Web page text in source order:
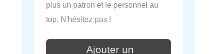
plus un patron et le personnel au
top. N'hésitez pas !
Ajouter un